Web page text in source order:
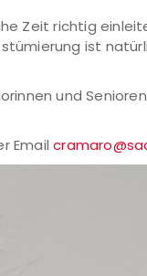
Zeit richtig
ist
und
Email